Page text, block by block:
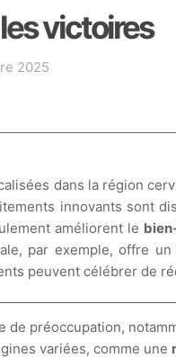
victoires
2025
dans la région
innovants sont
améliorent le
par exemple, offre
peuvent célébrer de
de préoccupation,
variées, comme une